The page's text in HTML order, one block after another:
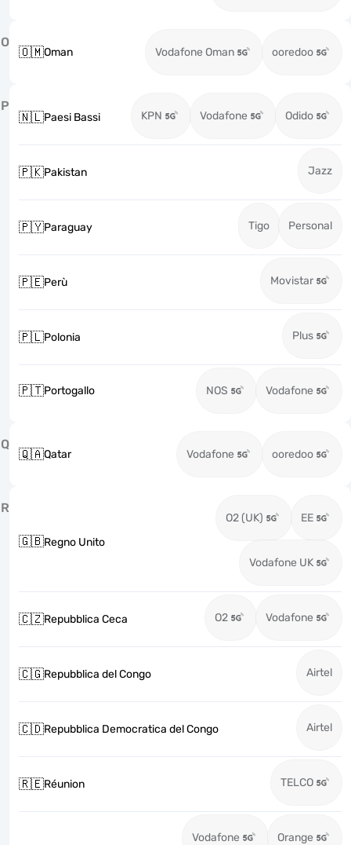
O
🇴🇲Oman Vodafone Oman ooredoo
P
🇳🇱Paesi Bassi KPN Vodafone Odido
🇵🇰Pakistan Jazz
🇵🇾Paraguay Tigo Personal
🇵🇪Perù Movistar
🇵🇱Polonia Plus
🇵🇹Portogallo NOS Vodafone
Q
🇶🇦Qatar Vodafone ooredoo
R
🇬🇧Regno Unito
O2 (UK) EE
Vodafone UK
🇨🇿Repubblica Ceca O2 Vodafone
🇨🇬Repubblica del Congo Airtel
🇨🇩Repubblica Democratica del Congo Airtel
🇷🇪Réunion TELCO
Vodafone Orange